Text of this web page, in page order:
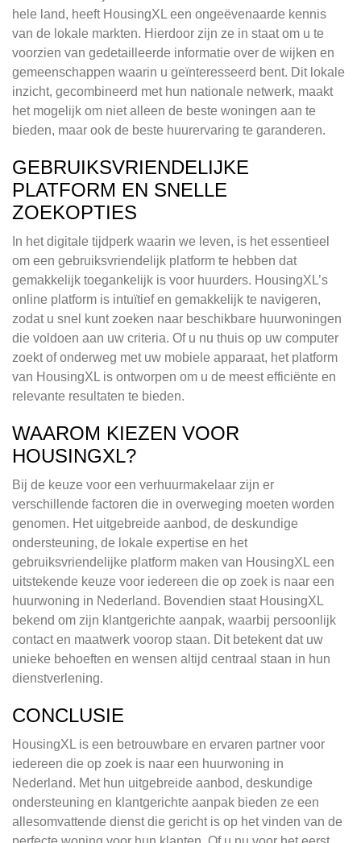
hele land, heeft HousingXL een ongeëvenaarde kennis
van de lokale markten. Hierdoor zijn ze in staat om u te
voorzien van gedetailleerde informatie over de wijken en
gemeenschappen waarin u geïnteresseerd bent. Dit lokale
inzicht, gecombineerd met hun nationale netwerk, maakt
het mogelijk om niet alleen de beste woningen aan te
bieden, maar ook de beste huurervaring te garanderen.
GEBRUIKSVRIENDELIJKE
PLATFORM EN SNELLE
ZOEKOPTIES
In het digitale tijdperk waarin we leven, is het essentieel
om een gebruiksvriendelijk platform te hebben dat
gemakkelijk toegankelijk is voor huurders. HousingXL’s
online platform is intuïtief en gemakkelijk te navigeren,
zodat u snel kunt zoeken naar beschikbare huurwoningen
die voldoen aan uw criteria. Of u nu thuis op uw computer
zoekt of onderweg met uw mobiele apparaat, het platform
van HousingXL is ontworpen om u de meest efficiënte en
relevante resultaten te bieden.
WAAROM KIEZEN VOOR
HOUSINGXL?
Bij de keuze voor een verhuurmakelaar zijn er
verschillende factoren die in overweging moeten worden
genomen. Het uitgebreide aanbod, de deskundige
ondersteuning, de lokale expertise en het
gebruiksvriendelijke platform maken van HousingXL een
uitstekende keuze voor iedereen die op zoek is naar een
huurwoning in Nederland. Bovendien staat HousingXL
bekend om zijn klantgerichte aanpak, waarbij persoonlijk
contact en maatwerk voorop staan. Dit betekent dat uw
unieke behoeften en wensen altijd centraal staan in hun
dienstverlening.
CONCLUSIE
HousingXL is een betrouwbare en ervaren partner voor
iedereen die op zoek is naar een huurwoning in
Nederland. Met hun uitgebreide aanbod, deskundige
ondersteuning en klantgerichte aanpak bieden ze een
allesomvattende dienst die gericht is op het vinden van de